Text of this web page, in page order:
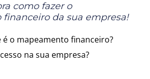
como fazer o
da sua empresa!
é o mapeamento financeiro?
na sua empresa?